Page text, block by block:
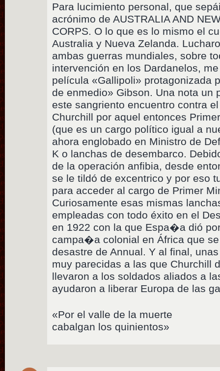
Para lucimiento personal, que
acrónimo de AUSTRALIA AND
CORPS. O lo que es lo mismo el
Australia y Nueva Zelanda.
ambas guerras mundiales, sobre
intervención en los Dardanelos,
película «Gallipoli» protagonizada
de enmedio» Gibson. Una nota un
este sangriento encuentro contra
Churchill por aquel entonces
(que es un cargo político igual a
ahora englobado en Ministro de
K o lanchas de desembarco.
de la operación anfibia, desde
se le tildó de excentrico y por eso
para acceder al cargo de Primer
Curiosamente esas mismas
empleadas con todo éxito en el
en 1922 con la que Espa�a dió
campa�a colonial en África que
desastre de Annual. Y al final,
muy parecidas a las que Churchill
llevaron a los soldados aliados a
ayudaron a liberar Europa de las
«Por el valle de la muerte
cabalgan los quinientos»